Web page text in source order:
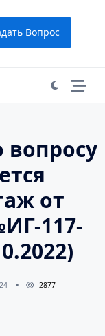
Вопрос
от
117-
2877